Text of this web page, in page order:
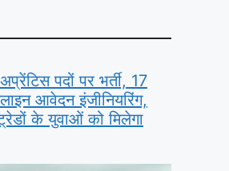
पदों पर भर्ती, 17
आवेदन इंजीनियरिंग,
के युवाओं को मिलेगा